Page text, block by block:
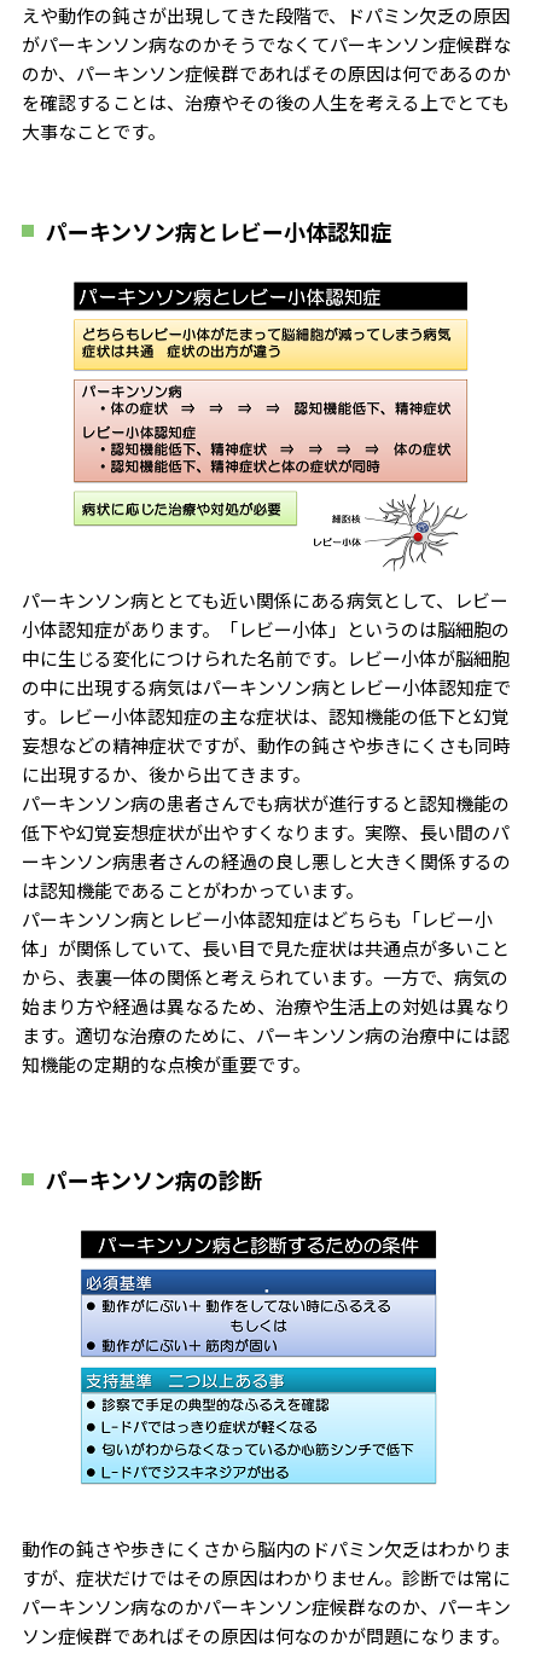
えや動作の鈍さが出現してきた段階で、ドパミン欠乏の原因
がパーキンソン病なのかそうでなくてパーキンソン症候群な
のか、パーキンソン症候群であればその原因は何であるのか
を確認することは、治療やその後の人生を考える上でとても
大事なことです。
パーキンソン病とレビー小体認知症
パーキンソン病ととても近い関係にある病気として、レビー
小体認知症があります。「レビー小体」というのは脳細胞の
中に生じる変化につけられた名前です。レビー小体が脳細胞
の中に出現する病気はパーキンソン病とレビー小体認知症で
す。レビー小体認知症の主な症状は、認知機能の低下と幻覚
妄想などの精神症状ですが、動作の鈍さや歩きにくさも同時
に出現するか、後から出てきます。
パーキンソン病の患者さんでも病状が進行すると認知機能の
低下や幻覚妄想症状が出やすくなります。実際、長い間のパ
ーキンソン病患者さんの経過の良し悪しと大きく関係するの
は認知機能であることがわかっています。
パーキンソン病とレビー小体認知症はどちらも「レビー小
体」が関係していて、長い目で見た症状は共通点が多いこと
から、表裏一体の関係と考えられています。一方で、病気の
始まり方や経過は異なるため、治療や生活上の対処は異なり
ます。適切な治療のために、パーキンソン病の治療中には認
知機能の定期的な点検が重要です。
パーキンソン病の診断
動作の鈍さや歩きにくさから脳内のドパミン欠乏はわかりま
すが、症状だけではその原因はわかりません。診断では常に
パーキンソン病なのかパーキンソン症候群なのか、パーキン
ソン症候群であればその原因は何なのかが問題になります。